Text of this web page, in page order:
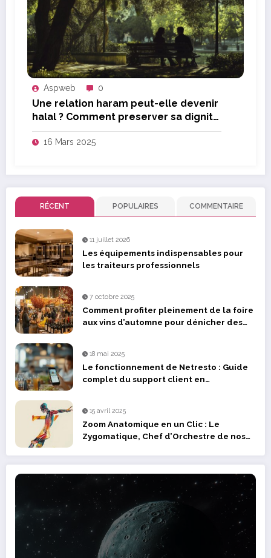
Aspweb 0
Une relation haram peut-elle devenir
halal ? Comment preserver sa dignite
dans le processus de purification
16 Mars 2025
RÉCENT POPULAIRES COMMENTAIRE
11 juillet 2026
Les équipements indispensables pour
les traiteurs professionnels
7 octobre 2025
Comment profiter pleinement de la foire
aux vins d’automne pour dénicher des
18 mai 2025
Le fonctionnement de Netresto : Guide
complet du support client en
15 avril 2025
Zoom Anatomique en un Clic : Le
Zygomatique, Chef d’Orchestre de nos